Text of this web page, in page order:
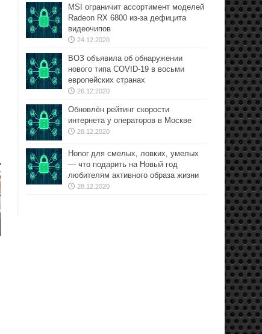
MSI ограничит ассортимент моделей
Radeon RX 6800 из-за дефицита
видеочипов
24.12.2020
ВОЗ объявила об обнаружении
нового типа COVID-19 в восьми
европейских странах
26.12.2020
Обновлён рейтинг скорости
интернета у операторов в Москве
28.12.2020
Honor для смелых, ловких, умелых
— что подарить на Новый год
любителям активного образа жизни
28.12.2020